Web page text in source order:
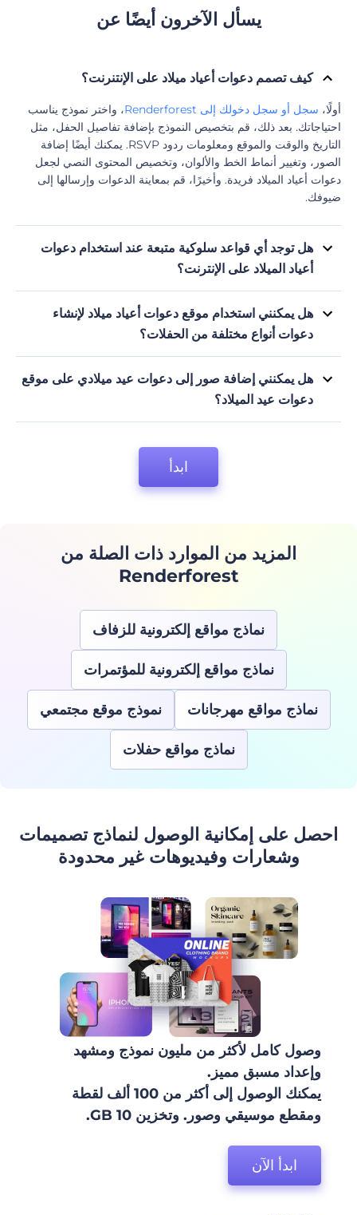
يسأل الآخرون أيضًا عن
كيف تصمم دعوات أعياد ميلاد على الإنتنرنت؟
أولًا، سجل أو سجل دخولك إلى Renderforest
، واختر نموذج يناسب
احتياجاتك. بعد ذلك، قم بتخصيص النموذج بإضافة تفاصيل الحفل، مثل
التاريخ والوقت والموقع ومعلومات ردود RSVP. يمكنك أيضًا إضافة
الصور، وتغيير أنماط الخط والألوان، وتخصيص المحتوى النصي لجعل
دعوات أعياد الميلاد فريدة. وأخيرًا، قم بمعاينة الدعوات وإرسالها إلى
ضيوفك.
هل توجد أي قواعد سلوكية متبعة عند استخدام دعوات
أعياد الميلاد على الإنترنت؟
نعم، توجد بعض القواعد السلوكية الواجب اتباعها عند استخدام موقع
إلكتروني لدعوات أعياد الميلاد، مثل إرسال الدعوات في الوقت
المناسب، واستخدام لغة واضحة ودقيقة، وتوجيه الدعوات بشكل ملائم
لكل ضيف.
هل يمكنني استخدام موقع دعوات أعياد ميلاد لإنشاء
دعوات أنواع مختلفة من الحفلات؟
بكل تأكيد! يمكنك تخصيص موقع الدعوات ليناسب أي مناسبة. ومع ذلك،
فالأمر الرائع بخصوص Renderforest هو أن لديها نماذج وتصميمات
للدعوات للأنواع المختلفة من الحفلات، مثل حفلات الزفاف، وحفلات
استقبال المواليد، أو الكشف عن نوع المولود، وغيرها.
هل يمكنني إضافة صور إلى دعوات عيد ميلادي على موقع
دعوات عيد الميلاد؟
نعم، معظم نماذج مواقع دعوات أعياد الميلاد تسمح لك بإضافة الصور إلى
ابدأ
المزيد من الموارد ذات الصلة من
Renderforest
نماذج مواقع إلكترونية للزفاف
نماذج مواقع إلكترونية للمؤتمرات
نماذج مواقع مهرجانات نموذج موقع مجتمعي
نماذج مواقع حفلات
احصل على إمكانية الوصول لنماذج تصميمات
وشعارات وفيديوهات غير محدودة
وصول كامل لأكثر من مليون نموذج ومشهد
وإعداد مسبق مميز.
يمكنك الوصول إلى أكثر من 100 ألف لقطة
ومقطع موسيقي وصور. وتخزين 10 GB.
ابدأ الآن